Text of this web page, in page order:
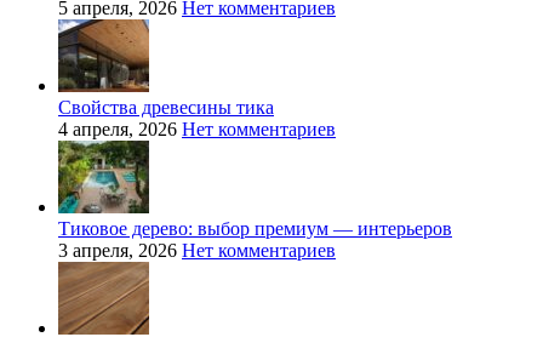
5 апреля, 2026 Нет комментариев
Свойства древесины тика
4 апреля, 2026 Нет комментариев
Тиковое дерево: выбор премиум — интерьеров
3 апреля, 2026 Нет комментариев